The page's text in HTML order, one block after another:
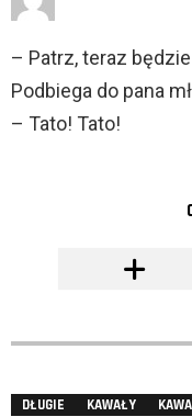
– Patrz, teraz
Podbiega do pana
– Tato! Tato!
DŁUGIE KAWAŁY